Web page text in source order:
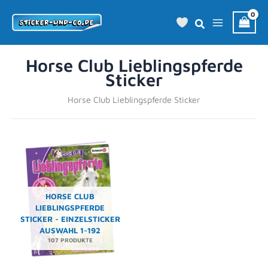
Inhalt
Horse Club Lieblingspferde
Sticker
Horse Club Lieblingspferde Sticker
HORSE CLUB
LIEBLINGSPFERDE
STICKER - EINZELSTICKER
AUSWAHL 1-192
107 PRODUKTE